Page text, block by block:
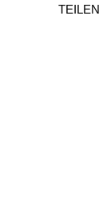
TEILEN